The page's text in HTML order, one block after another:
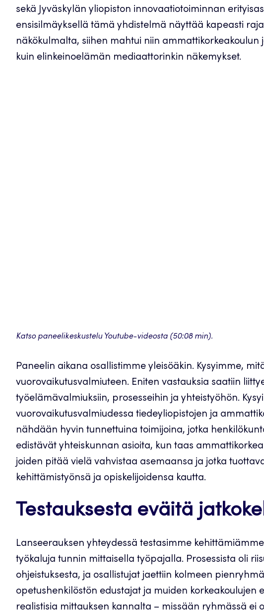
sekä Jyväskylän yliopiston innovaatiotoiminnan
ensisilmäyksellä tämä yhdistelmä näyttää kapeasti
näkökulmalta, siihen mahtui niin
kuin elinkeinoelämän mediaattorinkin näkemykset.
Katso paneelikeskustelu Youtube-videosta (50:08 min).
Paneelin aikana osallistimme yleisöäkin. Kysyimme,
vuorovaikutusvalmiuteen. Eniten vastauksia saatiin
työelämävalmiuksiin, prosesseihin ja yhteistyöhön.
vuorovaikutusvalmiudessa tiedeyliopistojen ja
nähdään hyvin tunnettuina toimijoina, jotka
edistävät yhteiskunnan asioita, kun taas
joiden pitää vielä vahvistaa asemaansa ja jotka
kehittämistyönsä ja opiskelijoidensa kautta.
Testauksesta eväitä
Lanseerauksen yhteydessä testasimme
työkaluja tunnin mittaisella työpajalla. Prosessista oli
ohjeistuksesta, ja osallistujat jaettiin kolmeen
opetushenkilöstön edustajat ja muiden korkeakoulujen
realistisia mittauksen kannalta – missään ryhmässä ei